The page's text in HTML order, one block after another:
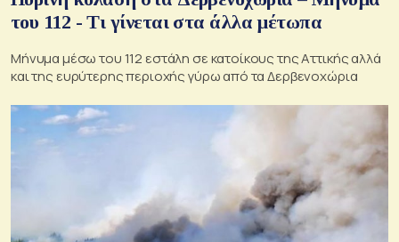
του 112 - Τι γίνεται στα άλλα μέτωπα
Μήνυμα μέσω του 112 εστάλη σε κατοίκους της Αττικής αλλά
και της ευρύτερης περιοχής γύρω από τα Δερβενοχώρια